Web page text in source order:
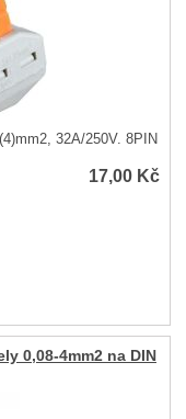
32A/250V. 8PIN
17,00 Kč
0,08-4mm2 na DIN